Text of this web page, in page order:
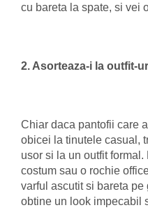
cu bareta la spate, si vei
2. Asorteaza-i la outfit-
Chiar daca pantofii care
obicei la tinutele casual,
usor si la un outfit
costum sau o rochie
varful ascutit si bareta
obtine un look impecabil